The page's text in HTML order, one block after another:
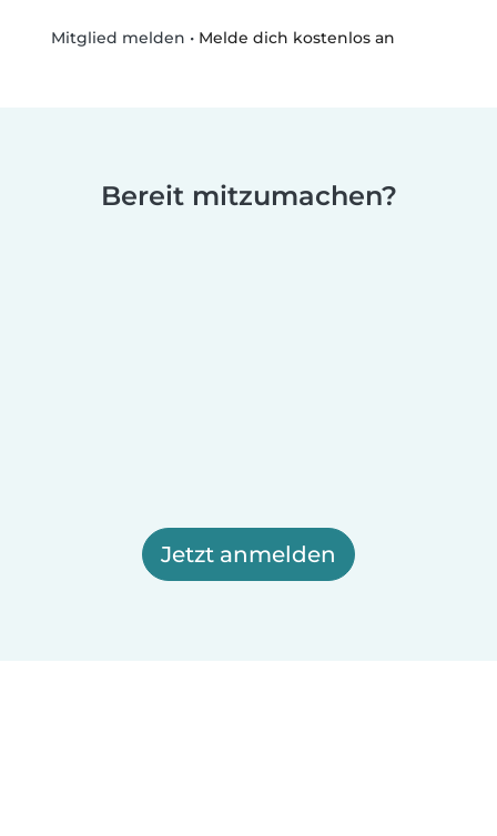
Mitglied melden • Melde dich kostenlos an
Bereit mitzumachen?
Jetzt anmelden